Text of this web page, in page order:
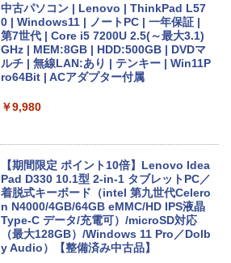
中古パソコン | Lenovo | ThinkPad L57
0 | Windows11 | ノートPC | 一年保証 |
第7世代 | Core i5 7200U 2.5(～最大3.1)
GHz | MEM:8GB | HDD:500GB | DVDマ
ルチ | 無線LAN:あり | テンキー | Win11P
ro64Bit | ACアダプター付属
￥9,980
【期間限定 ポイント10倍】Lenovo Idea
Pad D330 10.1型 2-in-1 タブレットPC／
着脱式キーボード（intel 第九世代Celero
n N4000/4GB/64GB eMMC/HD IPS液晶
Type-C データ/充電可）/microSD対応
（最大128GB）/Windows 11 Pro／Dolb
y Audio）【整備済み中古品】